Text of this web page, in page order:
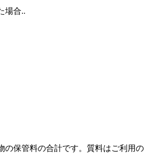
場合..
の保管料の合計です。質料はご利用の